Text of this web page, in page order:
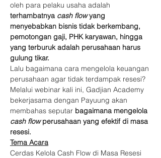
oleh para pelaku usaha adalah
terhambatnya cash flow yang
menyebabkan bisnis tidak berkembang,
pemotongan gaji, PHK karyawan, hingga
yang terburuk adalah perusahaan harus
gulung tikar.
Lalu bagaimana cara mengelola keuangan
perusahaan agar tidak terdampak resesi?
Melalui webinar kali ini, Gadjian Academy
bekerjasama dengan Payuung akan
membahas seputar bagaimana mengelola
cash flow perusahaan yang efektif di masa
resesi.
Tema Acara
Cerdas Kelola Cash Flow di Masa Resesi